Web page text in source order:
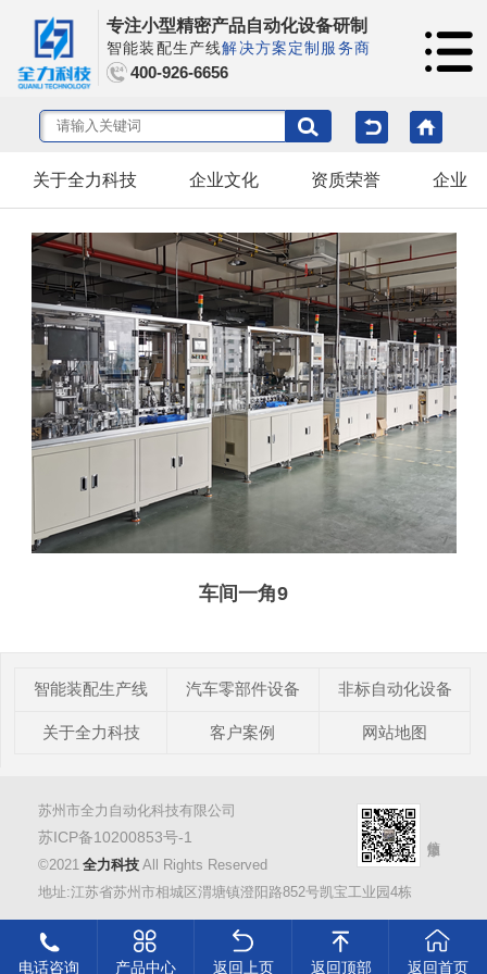
专注小型精密产品自动化设备研制
智能装配生产线解决方案定制服务商
400-926-6656
关于全力科技 企业文化 资质荣誉 企业
车间一角9
智能装配生产线 汽车零部件设备 非标自动化设备
关于全力科技 客户案例 网站地图
苏州市全力自动化科技有限公司
苏ICP备10200853号-1
©2021 全力科技 All Rights Reserved
地址:江苏省苏州市相城区渭塘镇澄阳路852号凯宝工业园4栋
电话咨询 产品中心 返回上页 返回顶部 返回首页